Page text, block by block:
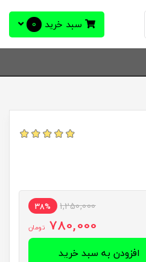
سبد خرید 0
1,250,000
38%
780,000 تومان
افزودن به سبد خرید